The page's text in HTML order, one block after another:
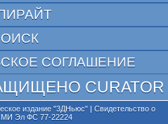
СОГЛАШЕНИЕ
CURATOR
издание "3ДНьюс" | Свидетельство о
Эл ФС 77-22224